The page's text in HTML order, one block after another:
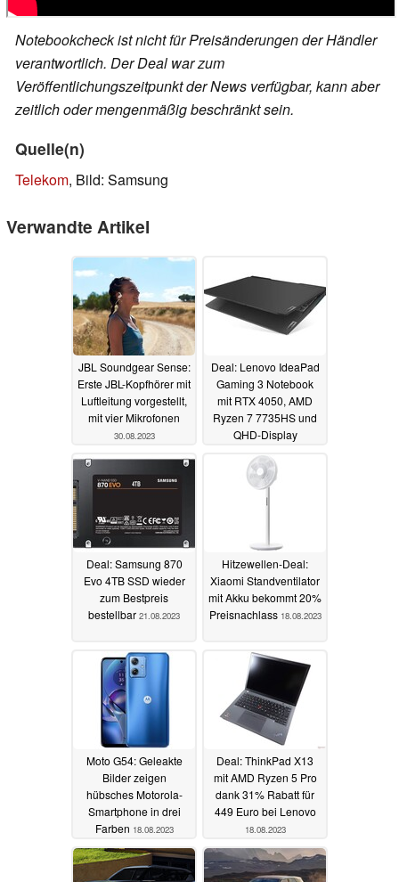
Notebookcheck ist nicht für Preisänderungen der Händler
verantwortlich. Der Deal war zum
Veröffentlichungszeitpunkt der News verfügbar, kann aber
zeitlich oder mengenmäßig beschränkt sein.
Quelle(n)
Telekom, Bild: Samsung
Verwandte Artikel
JBL Soundgear Sense:
Erste JBL-Kopfhörer mit
Luftleitung vorgestellt,
mit vier Mikrofonen
30.08.2023
Deal: Lenovo IdeaPad
Gaming 3 Notebook
mit RTX 4050, AMD
Ryzen 7 7735HS und
QHD-Display
dank 15%
Preisnachlass
Deal: Samsung 870
Evo 4TB SSD wieder
zum Bestpreis
bestellbar 21.08.2023
Hitzewellen-Deal:
Xiaomi Standventilator
mit Akku bekommt 20%
Preisnachlass 18.08.2023
Moto G54: Geleakte
Bilder zeigen
hübsches Motorola-
Smartphone in drei
Farben 18.08.2023
Deal: ThinkPad X13
mit AMD Ryzen 5 Pro
dank 31% Rabatt für
449 Euro bei Lenovo
18.08.2023